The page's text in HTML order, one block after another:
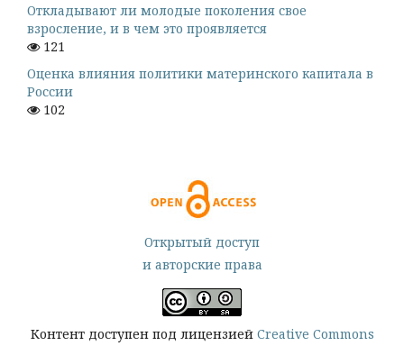
Откладывают ли молодые поколения свое
взросление, и в чем это проявляется
121
Оценка влияния политики материнского капитала в
России
102
Открытый доступ
и авторские права
Контент доступен под лицензией Creative Commons